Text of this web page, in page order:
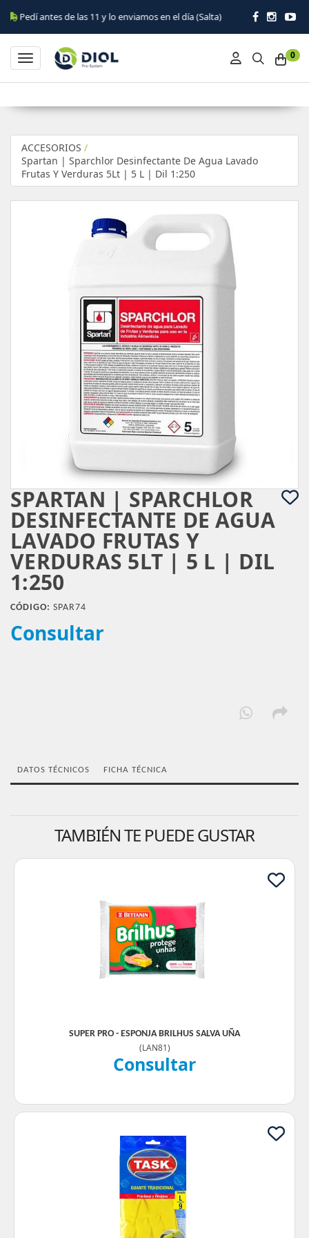
de las 11 y lo enviamos en el día (Salta)
0
Toggle navigation
ACCESORIOS /
Spartan | Sparchlor Desinfectante De Agua Lavado
Frutas Y Verduras 5Lt | 5 L | Dil 1:250
SPARTAN | SPARCHLOR
DESINFECTANTE DE AGUA
LAVADO FRUTAS Y
VERDURAS 5LT | 5 L | DIL
1:250
CÓDIGO: SPAR74
Consultar
DATOS TÉCNICOS FICHA TÉCNICA
TAMBIÉN TE PUEDE GUSTAR
SUPER PRO - ESPONJA BRILHUS SALVA UÑA
(LAN81)
Consultar